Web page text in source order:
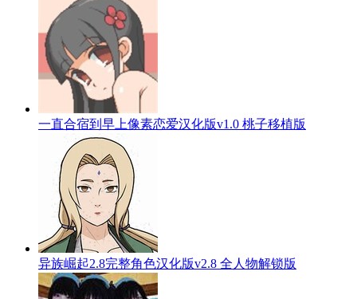
一直合宿到早上像素恋爱汉化版v1.0 桃子移植版
异族崛起2.8完整角色汉化版v2.8 全人物解锁版